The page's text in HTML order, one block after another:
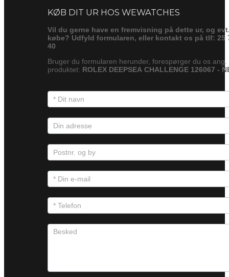
KØB DIT UR HOS WEWATCHES
Vil du gerne have en fremvisning på dette ur, og
købe? Udfyld formularen, eller kontakt os på tlf: 25
40
Bruger du formularen herunder, forespørger du os ang.
produktet: ROLEX DEEPSEA CHALLENGE 126067 -